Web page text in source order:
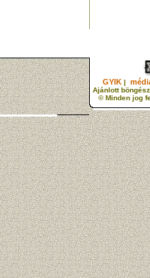
GYIK |
Ajánlott
© Minden jog